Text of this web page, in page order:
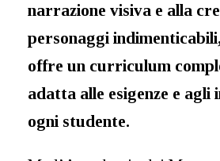
narrazione visiva e alla
personaggi
offre un curriculum
adatta alle esigenze e agli
ogni studente.